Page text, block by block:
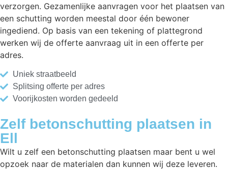
verzorgen. Gezamenlijke aanvragen voor het plaatsen van
een schutting worden meestal door één bewoner
ingediend. Op basis van een tekening of plattegrond
werken wij de offerte aanvraag uit in een offerte per
adres.
Uniek straatbeeld
Splitsing offerte per adres
Voorijkosten worden gedeeld
Zelf betonschutting plaatsen in
Ell
Wilt u zelf een betonschutting plaatsen maar bent u wel
opzoek naar de materialen dan kunnen wij deze leveren.